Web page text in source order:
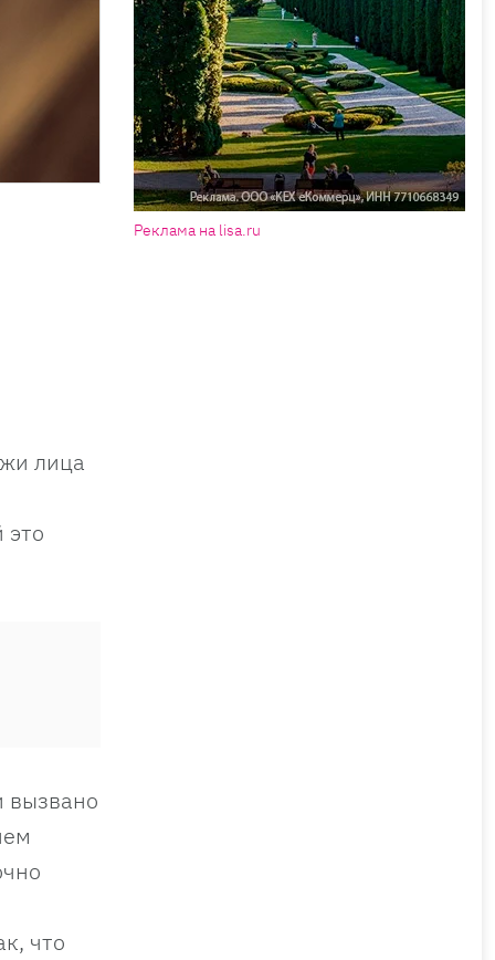
лица
вызвано
что
Реклама на lisa.ru